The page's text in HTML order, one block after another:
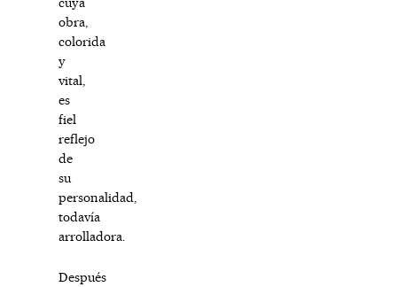
obra,
colorida
y
vital,
es
fiel
reflejo
de
su
personalidad,
todavía
arrolladora.
Después